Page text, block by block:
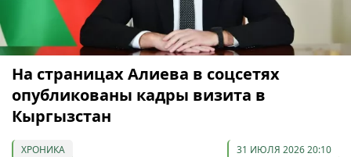
На страницах Алиева в соцсетях
опубликованы кадры визита в
Кыргызстан
ХРОНИКА 31 ИЮЛЯ 2026 20:10